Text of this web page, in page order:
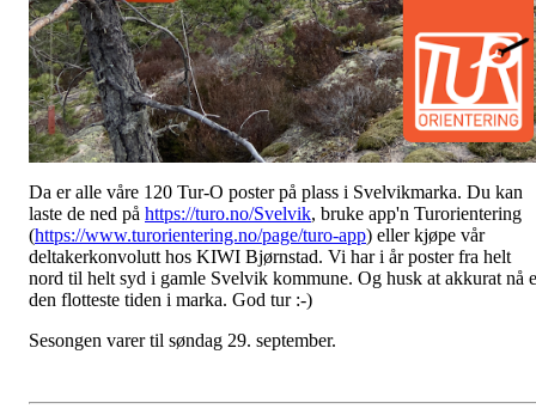
Da er alle våre 120 Tur-O poster på plass i Svelvikmarka. Du kan
laste de ned på https://turo.no/Svelvik, bruke app'n Turorientering
(https://www.turorientering.no/page/turo-app) eller kjøpe vår
deltakerkonvolutt hos KIWI Bjørnstad. Vi har i år poster fra helt
nord til helt syd i gamle Svelvik kommune. Og husk at akkurat nå
den flotteste tiden i marka. God tur :-)
Sesongen varer til søndag 29. september.